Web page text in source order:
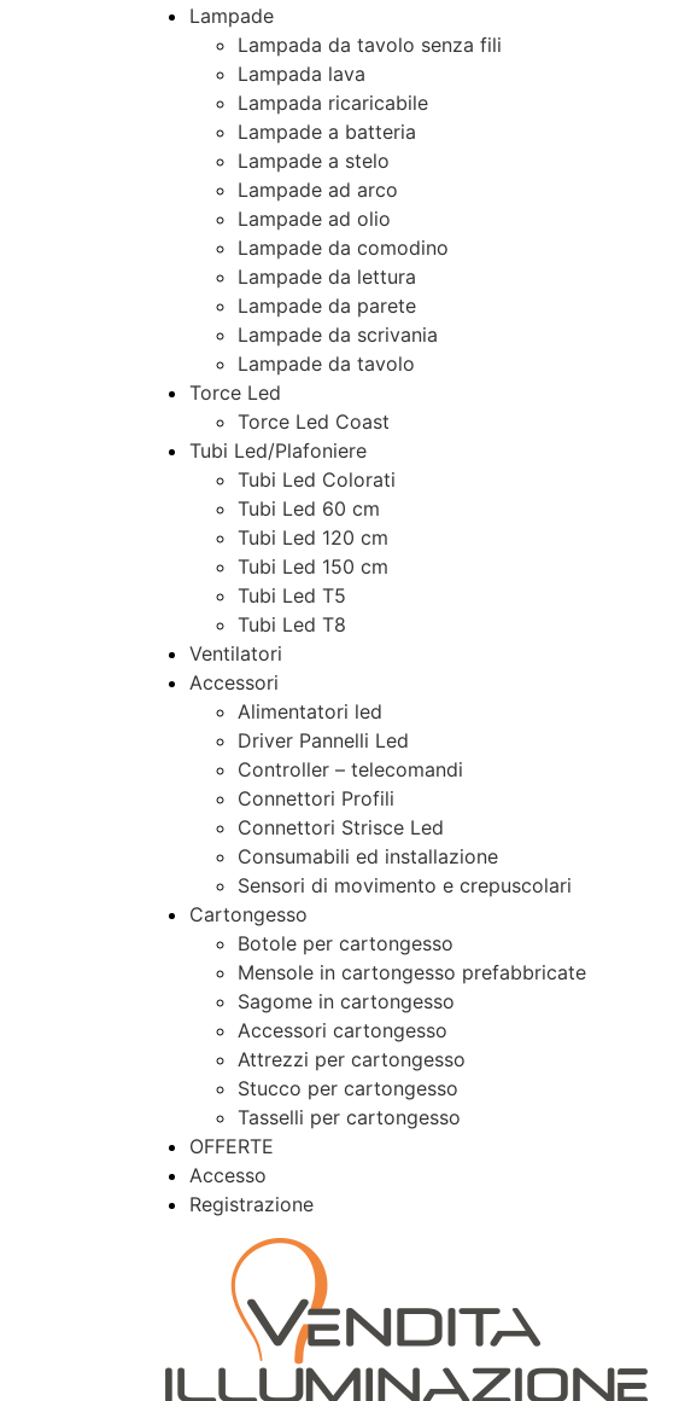
Lampade
Lampada da tavolo senza fili
Lampada lava
Lampada ricaricabile
Lampade a batteria
Lampade a stelo
Lampade ad arco
Lampade ad olio
Lampade da comodino
Lampade da lettura
Lampade da parete
Lampade da scrivania
Lampade da tavolo
Torce Led
Torce Led Coast
Tubi Led/Plafoniere
Tubi Led Colorati
Tubi Led 60 cm
Tubi Led 120 cm
Tubi Led 150 cm
Tubi Led T5
Tubi Led T8
Ventilatori
Accessori
Alimentatori led
Driver Pannelli Led
Controller – telecomandi
Connettori Profili
Connettori Strisce Led
Consumabili ed installazione
Sensori di movimento e crepuscolari
Cartongesso
Botole per cartongesso
Mensole in cartongesso prefabbricate
Sagome in cartongesso
Accessori cartongesso
Attrezzi per cartongesso
Stucco per cartongesso
Tasselli per cartongesso
OFFERTE
Accesso
Registrazione